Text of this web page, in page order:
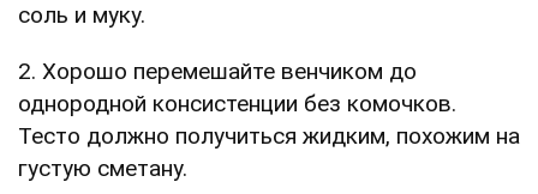
соль и муку.
2. Хорошо перемешайте венчиком до
однородной консистенции без комочков.
Тесто должно получиться жидким, похожим на
густую сметану.